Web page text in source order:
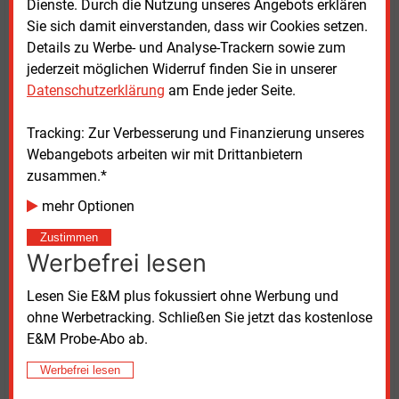
Dienste. Durch die Nutzung unseres Angebots erklären
Sie sich damit einverstanden, dass wir Cookies setzen.
Details zu Werbe- und Analyse-Trackern sowie zum
jederzeit möglichen Widerruf finden Sie in unserer
Datenschutzerklärung am Ende jeder Seite.
Tracking: Zur Verbesserung und Finanzierung unseres
Webangebots arbeiten wir mit Drittanbietern
zusammen.*
mehr Optionen
Zustimmen
Werbefrei lesen
Lesen Sie E&M plus fokussiert ohne Werbung und
ohne Werbetracking. Schließen Sie jetzt das kostenlose
E&M Probe-Abo ab.
Werbefrei lesen
Dominik Habig, Vorstandsmitglied der Pfalzwerke,
erklärte, die flächendeckende Ausstattung aller
Hornbach-Standorte zeige, dass sich ein
bundesweites Schnellladenetz an Handelsstandorten
Investitionen umsetzen lasse. Planung, Bau und
Betrieb solcher Anlagen stellten hohe Anforderungen.
Strategie und Unternehmensentwicklung bei den
Pfalzwerken, begründete den Ausbau mit dem
Ladeverhalten vieler Fahrer von Elektroautos. Diese
sich ohnehin aufhielten, etwa beim Einkaufen oder
bei anderen Besorgungen. Deshalb setze das
Unternehmen beim Aufbau seiner Ladeparks auf
Kooperationen mit Handelsunternehmen.